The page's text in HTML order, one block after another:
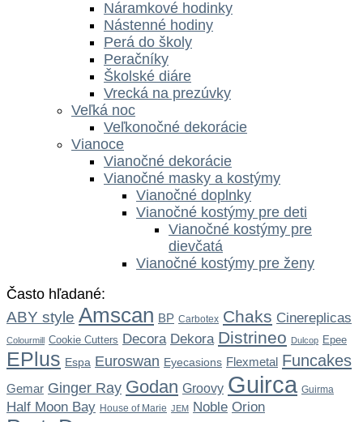
Náramkové hodinky
Nástenné hodiny
Perá do školy
Peračníky
Školské diáre
Vrecká na prezúvky
Veľká noc
Veľkonočné dekorácie
Vianoce
Vianočné dekorácie
Vianočné masky a kostýmy
Vianočné doplnky
Vianočné kostýmy pre deti
Vianočné kostýmy pre
dievčatá
Vianočné kostýmy pre ženy
Často hľadané:
ABY style Amscan BP Carbotex Chaks Cinereplicas
Colourmill Cookie Cutters Decora Dekora Distrineo Dulcop Epee
EPlus Espa Euroswan Eyecasions Flexmetal Funcakes
Gemar Ginger Ray Godan Groovy Guirca Guirma
Half Moon Bay House of Marie JEM Noble Orion